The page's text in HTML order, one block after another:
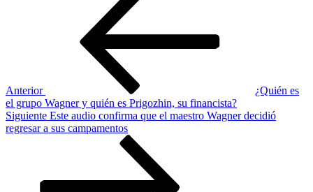
Anterior
¿Quién es
el grupo Wagner y quién es Prigozhin, su financista?
Siguiente
entrada
Siguiente Este audio confirma que el maestro Wagner decidió
regresar a sus campamentos